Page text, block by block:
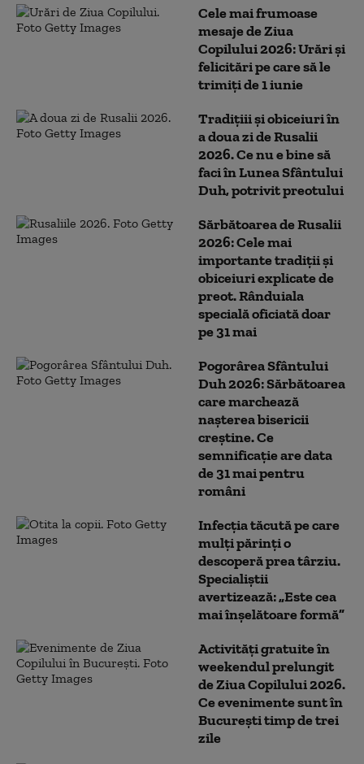
Cele mai frumoase
mesaje de Ziua
Copilului 2026: Urări și
felicitări pe care să le
trimiți de 1 iunie
Tradițiii și obiceiuri în
a doua zi de Rusalii
2026. Ce nu e bine să
faci în Lunea Sfântului
Duh, potrivit preotului
Sărbătoarea de Rusalii
2026: Cele mai
importante tradiții și
obiceiuri explicate de
preot. Rânduiala
specială oficiată doar
pe 31 mai
Pogorârea Sfântului
Duh 2026: Sărbătoarea
care marchează
nașterea bisericii
creștine. Ce
semnificație are data
de 31 mai pentru
români
Infecția tăcută pe care
mulți părinți o
descoperă prea târziu.
Specialiștii
avertizează: „Este cea
mai înșelătoare formă”
Activități gratuite în
weekendul prelungit
de Ziua Copilului 2026.
Ce evenimente sunt în
București timp de trei
zile